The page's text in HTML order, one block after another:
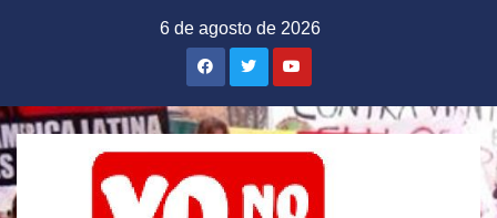
6 de agosto de 2026